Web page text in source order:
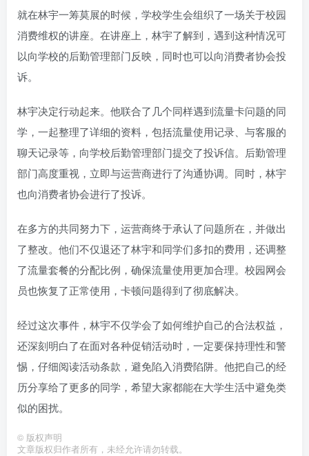
就在林宇一筹莫展的时候，学校学生会组织了一场关于校园
消费维权的讲座。在讲座上，林宇了解到，遇到这种情况可
以向学校的后勤管理部门反映，同时也可以向消费者协会投
诉。
林宇决定行动起来。他联合了几个同样遇到流量卡问题的同
学，一起整理了详细的资料，包括流量使用记录、与客服的
聊天记录等，向学校后勤管理部门提交了投诉信。后勤管理
部门高度重视，立即与运营商进行了沟通协调。同时，林宇
也向消费者协会进行了投诉。
在多方的共同努力下，运营商终于承认了问题所在，并做出
了整改。他们不仅退还了林宇和同学们多扣的费用，还调整
了流量套餐的分配比例，确保流量使用更加合理。校园网会
员也恢复了正常使用，卡顿问题得到了彻底解决。
经过这次事件，林宇不仅学会了如何维护自己的合法权益，
还深刻明白了在面对各种促销活动时，一定要保持理性和警
惕，仔细阅读活动条款，避免陷入消费陷阱。他把自己的经
历分享给了更多的同学，希望大家都能在大学生活中避免类
似的困扰。
© 版权声明
文章版权归作者所有，未经允许请勿转载。